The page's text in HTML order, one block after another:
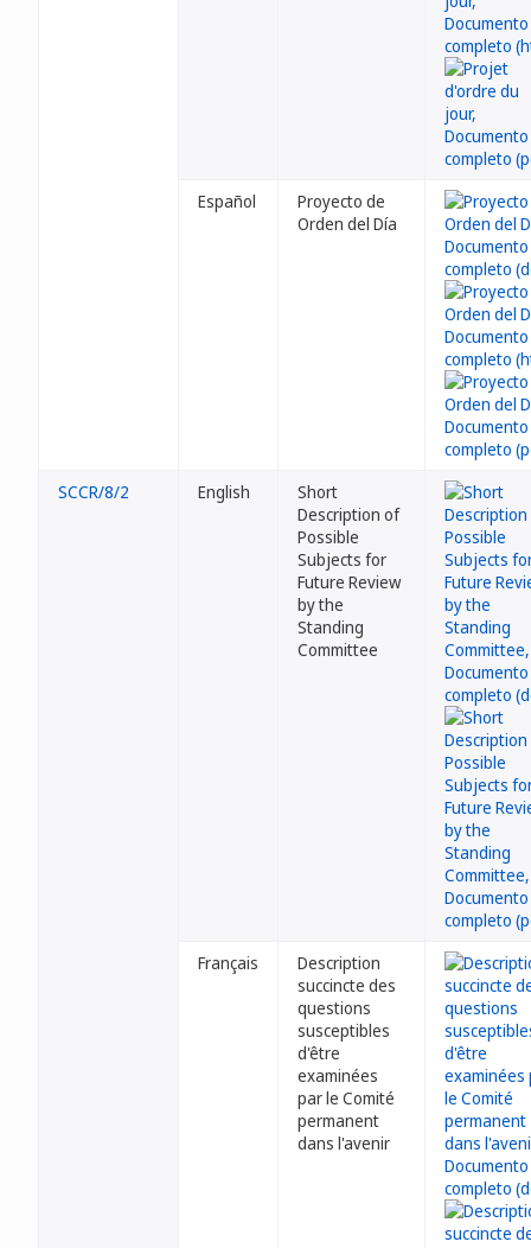
Español
Proyecto de
Orden del Día
SCCR/8/2 English
Short
Description of
Possible
Subjects for
Future Review
by the
Standing
Committee
Français
Description
succincte des
questions
susceptibles
d'être
examinées
par le Comité
permanent
dans l'avenir